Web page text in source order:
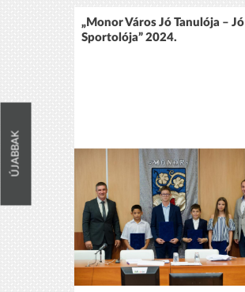
ÚJABBAK
„Monor Város Jó Tanulója – Jó
Sportolója” 2024.